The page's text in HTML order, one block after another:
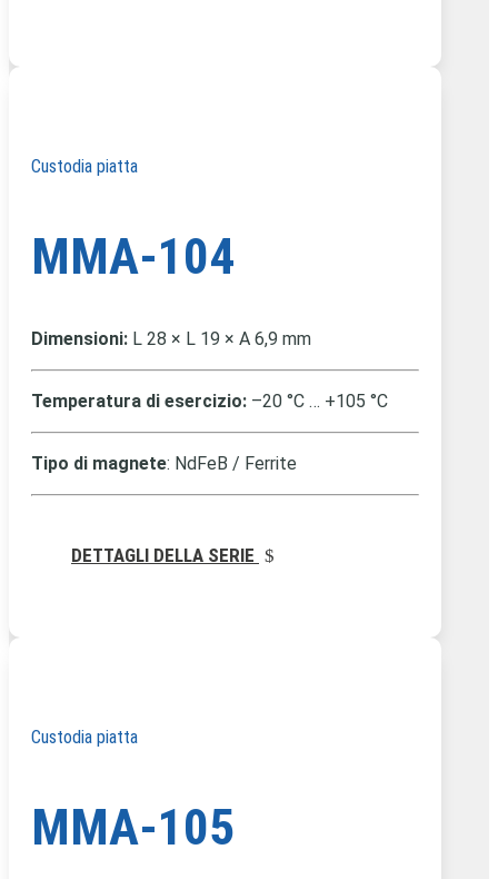
Custodia piatta
MMA-104
Dimensioni: L 28 × L 19 × A 6,9 mm
Temperatura di esercizio: –20 °C … +105 °C
Tipo di magnete: NdFeB / Ferrite
DETTAGLI DELLA SERIE
Custodia piatta
MMA-105